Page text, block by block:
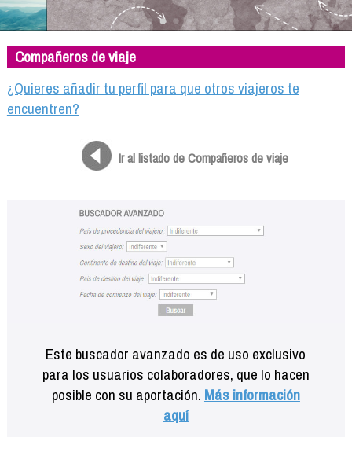
Viaja con nosotros
Camino solidario
Libros
Compañeros de viaje
Compañeros de viaje
¿Quieres añadir tu perfil para que otros viajeros te
encuentren?
Ir al listado de Compañeros de viaje
Este buscador avanzado es de uso exclusivo
para los usuarios colaboradores, que lo hacen
posible con su aportación. Más información
aquí